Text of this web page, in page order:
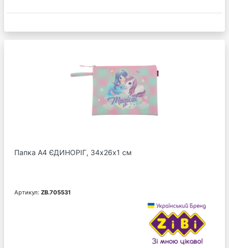
Папка А4 ЄДИНОРІГ, 34х26х1 см
Артикул: ZB.705531